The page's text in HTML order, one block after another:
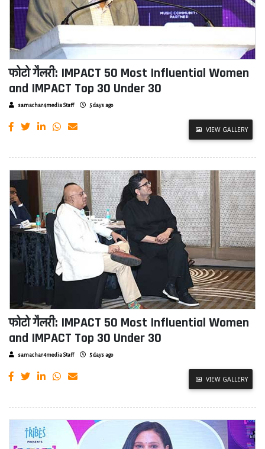
फोटो गैलरी: IMPACT 50 Most Influential Women
and IMPACT Top 30 Under 30
samachar4media Staff 5 days ago
VIEW GALLERY
फोटो गैलरी: IMPACT 50 Most Influential Women
and IMPACT Top 30 Under 30
samachar4media Staff 5 days ago
VIEW GALLERY